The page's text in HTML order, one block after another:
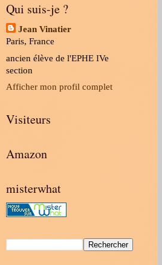
Qui suis-je ?
Jean Vinatier
Paris, France
ancien élève de l'EPHE IVe
section
Afficher mon profil complet
Visiteurs
Amazon
misterwhat